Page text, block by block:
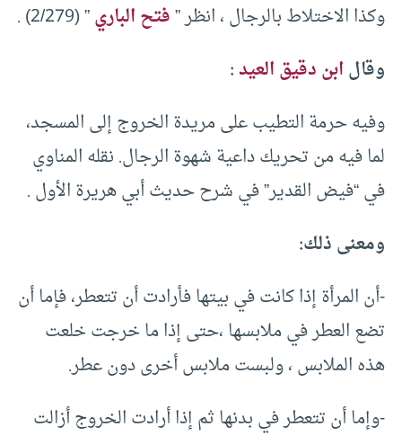
وكذا الاختلاط بالرجال ، انظر ”فتح الباري” (2/279) .
وقالابن دقيق العيد:
وفيه حرمة التطيب على مريدة الخروج إلى المسجد،
لما فيه من تحريك داعية شهوة الرجال. نقله المناوي
في “فيض القدير” في شرح حديث أبي هريرة الأول .
ومعنى ذلك:
-أن المرأة إذا كانت في بيتها فأرادت أن تتعطر، فإما أن
تضع العطر في ملابسها ،حتى إذا ما خرجت خلعت
هذه الملابس ، ولبست ملابس أخرى دون عطر.
-وإما أن تتعطر في بدنها ثم إذا أرادت الخروج أزالت